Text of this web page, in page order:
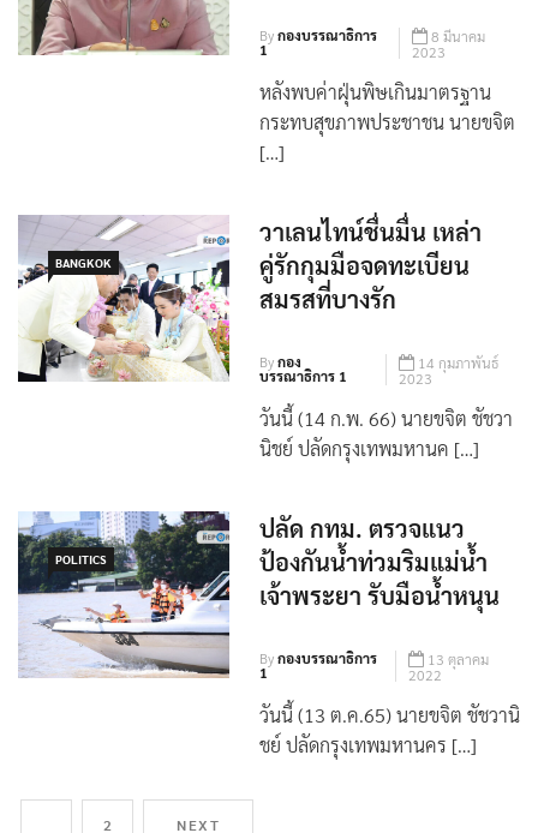
Byกองบรรณาธิการ
1
8 มีนาคม
2023
หลังพบค่าฝุ่นพิษเกินมาตรฐาน
กระทบสุขภาพประชาชน นายขจิต
[…]
BANGKOK
วาเลนไทน์ชื่นมื่น เหล่า
คู่รักกุมมือจดทะเบียน
สมรสที่บางรัก
Byกอง
บรรณาธิการ 1
14 กุมภาพันธ์
2023
วันนี้ (14 ก.พ. 66) นายขจิต ชัชวา
นิชย์ ปลัดกรุงเทพมหานค […]
POLITICS
ปลัด กทม. ตรวจแนว
ป้องกันน้ำท่วมริมแม่น้ำ
เจ้าพระยา รับมือน้ำหนุน
Byกองบรรณาธิการ
1
13 ตุลาคม
2022
วันนี้ (13 ต.ค.65) นายขจิต ชัชวานิ
ชย์ ปลัดกรุงเทพมหานคร […]
2 NEXT